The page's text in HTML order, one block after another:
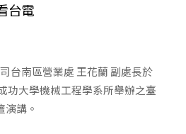
台電
台南區營業處 王花蘭 副處長於
功大學機械工程學系所舉辦之臺
講。